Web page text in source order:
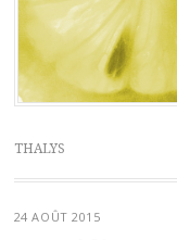
principal
THALYS
24 AOÛT 2015